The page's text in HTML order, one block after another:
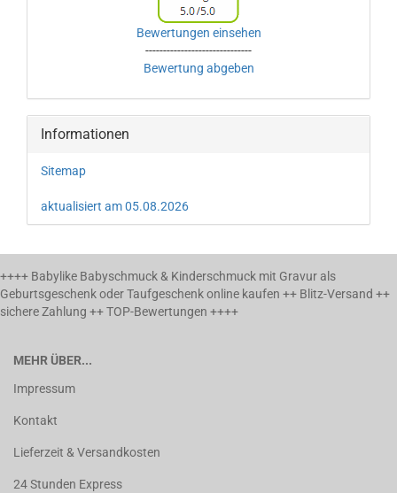
Bewertungen einsehen
------------------------------
Bewertung abgeben
Informationen
Sitemap
aktualisiert am 05.08.2026
++++ Babylike Babyschmuck & Kinderschmuck mit Gravur als
Geburtsgeschenk oder Taufgeschenk online kaufen ++ Blitz-Versand ++
sichere Zahlung ++ TOP-Bewertungen ++++
MEHR ÜBER...
Impressum
Kontakt
Lieferzeit & Versandkosten
24 Stunden Express